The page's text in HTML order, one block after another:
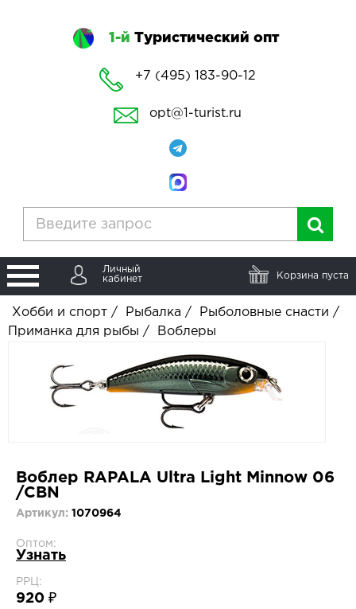
1-й Туристический опт
+7 (495) 183-90-12
opt@1-turist.ru
Личный
кабинет
Корзина пуста
Хобби и спорт / Рыбалка / Рыболовные снасти /
Приманка для рыбы / Воблеры
Воблер RAPALA Ultra Light Minnow 06
/CBN
Артикул: 1070964
Оптом:
Узнать
РРЦ:
920 ₽